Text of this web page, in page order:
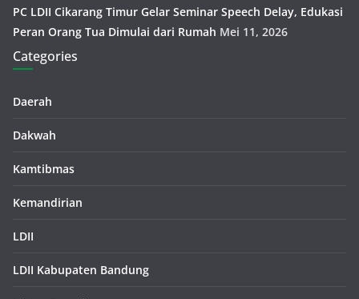
PC LDII Cikarang Timur Gelar Seminar Speech Delay, Edukasi
Peran Orang Tua Dimulai dari Rumah Mei 11, 2026
Categories
Daerah
Dakwah
Kamtibmas
Kemandirian
LDII
LDII Kabupaten Bandung